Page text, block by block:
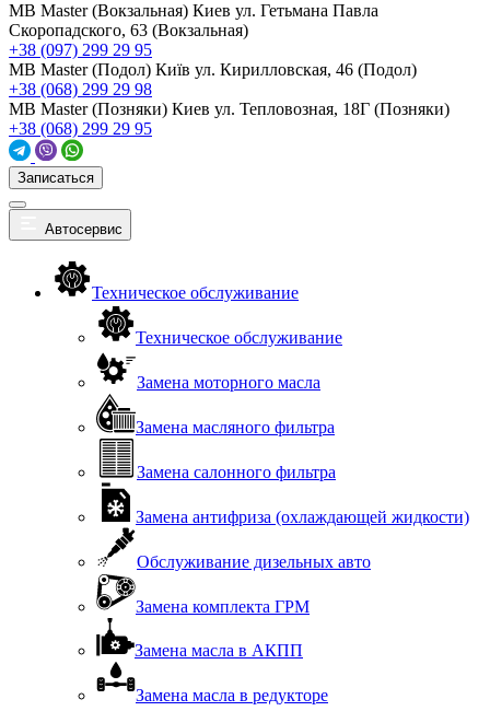
MB Master (Вокзальная) Киев ул. Гетьмана Павла
Скоропадского, 63 (Вокзальная)
+38 (097) 299 29 95
MB Master (Подол) Київ ул. Кирилловская, 46 (Подол)
+38 (068) 299 29 98
MB Master (Позняки) Киев ул. Тепловозная, 18Г (Позняки)
+38 (068) 299 29 95
Записаться
Автосервис
Техническое обслуживание
Техническое обслуживание
Замена моторного масла
Замена масляного фильтра
Замена салонного фильтра
Замена антифриза (охлаждающей жидкости)
Обслуживание дизельных авто
Замена комплекта ГРМ
Замена масла в АКПП
Замена масла в редукторе